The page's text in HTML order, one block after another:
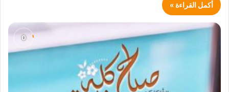
أكمل القراءة »